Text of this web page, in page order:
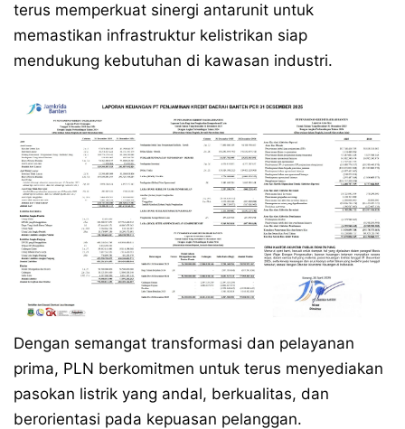
terus memperkuat sinergi antarunit untuk
memastikan infrastruktur kelistrikan siap
mendukung kebutuhan di kawasan industri.
Dengan semangat transformasi dan pelayanan
prima, PLN berkomitmen untuk terus menyediakan
pasokan listrik yang andal, berkualitas, dan
berorientasi pada kepuasan pelanggan.